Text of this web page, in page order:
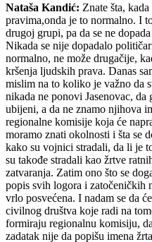
Nataša Kandić: Znate šta,
pravima,onda je to normalno. I
drugoj grupi, pa da se ne
Nikada se nije dopadalo
normalno, ne može drugačije,
kršenja ljudskih prava. Danas
mislim na to koliko je važno da
nikada ne ponovi Jasenovac,
ubijeni, a da ne znamo njihova
regionalne komisije koja će
moramo znati okolnosti i šta se
kako su vojnici stradali, da li je
su takođe stradali kao žrtve
zatvaranja. Zatim ono što se
popis svih logora i zatočeničkih
vrlo posvećena. I nadam se da
civilnog društva koje radi na
formiraju regionalnu komisiju,
zadatak nije da popišu imena